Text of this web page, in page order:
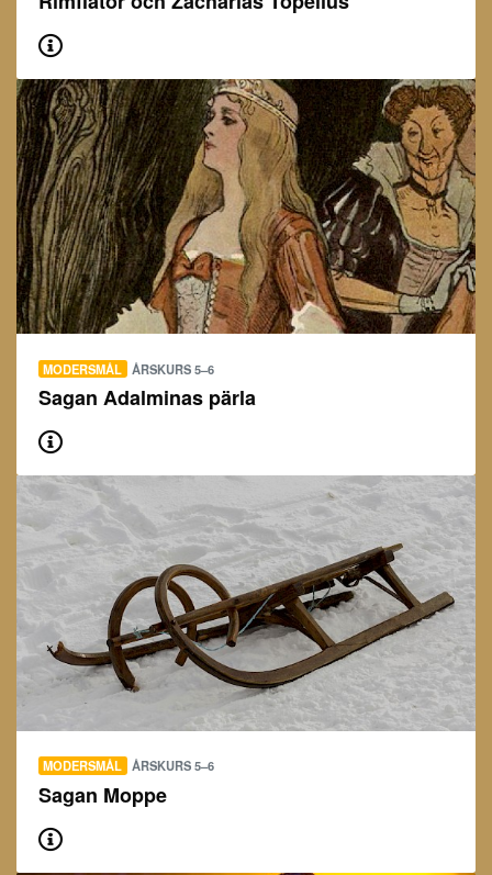
MODERSMÅL ÅRSKURS 5–6
Sagan Adalminas pärla
MODERSMÅL ÅRSKURS 5–6
Sagan Moppe